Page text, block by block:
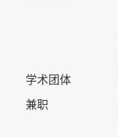
学术团体
兼职